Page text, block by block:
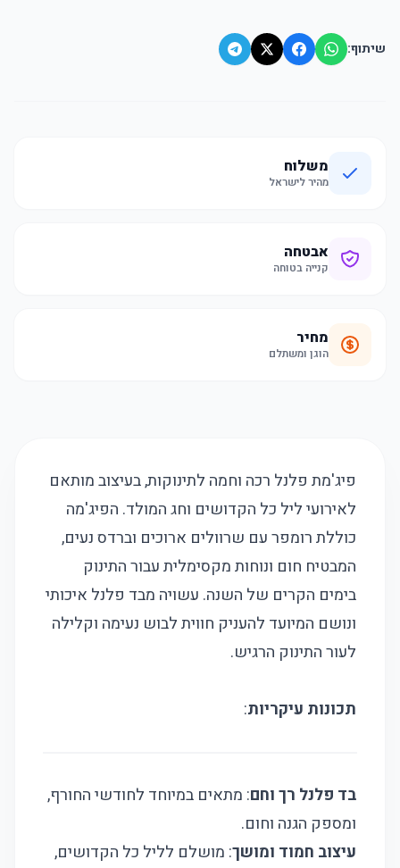
שיתוף:
משלוח
מהיר לישראל
אבטחה
קנייה בטוחה
מחיר
הוגן ומשתלם
פיג'מת פלנל רכה וחמה לתינוקות, בעיצוב מותאם
לאירועי ליל כל הקדושים וחג המולד. הפיג'מה
כוללת רומפר עם שרוולים ארוכים וברדס נעים,
המבטיח חום ונוחות מקסימלית עבור התינוק
בימים הקרים של השנה. עשויה מבד פלנל איכותי
ונושם המיועד להעניק חווית לבוש נעימה וקלילה
לעור התינוק הרגיש.
תכונות עיקריות:
בד פלנל רך וחם: מתאים במיוחד לחודשי החורף,
ומספק הגנה וחום.
עיצוב חמוד ומושך: מושלם לליל כל הקדושים,